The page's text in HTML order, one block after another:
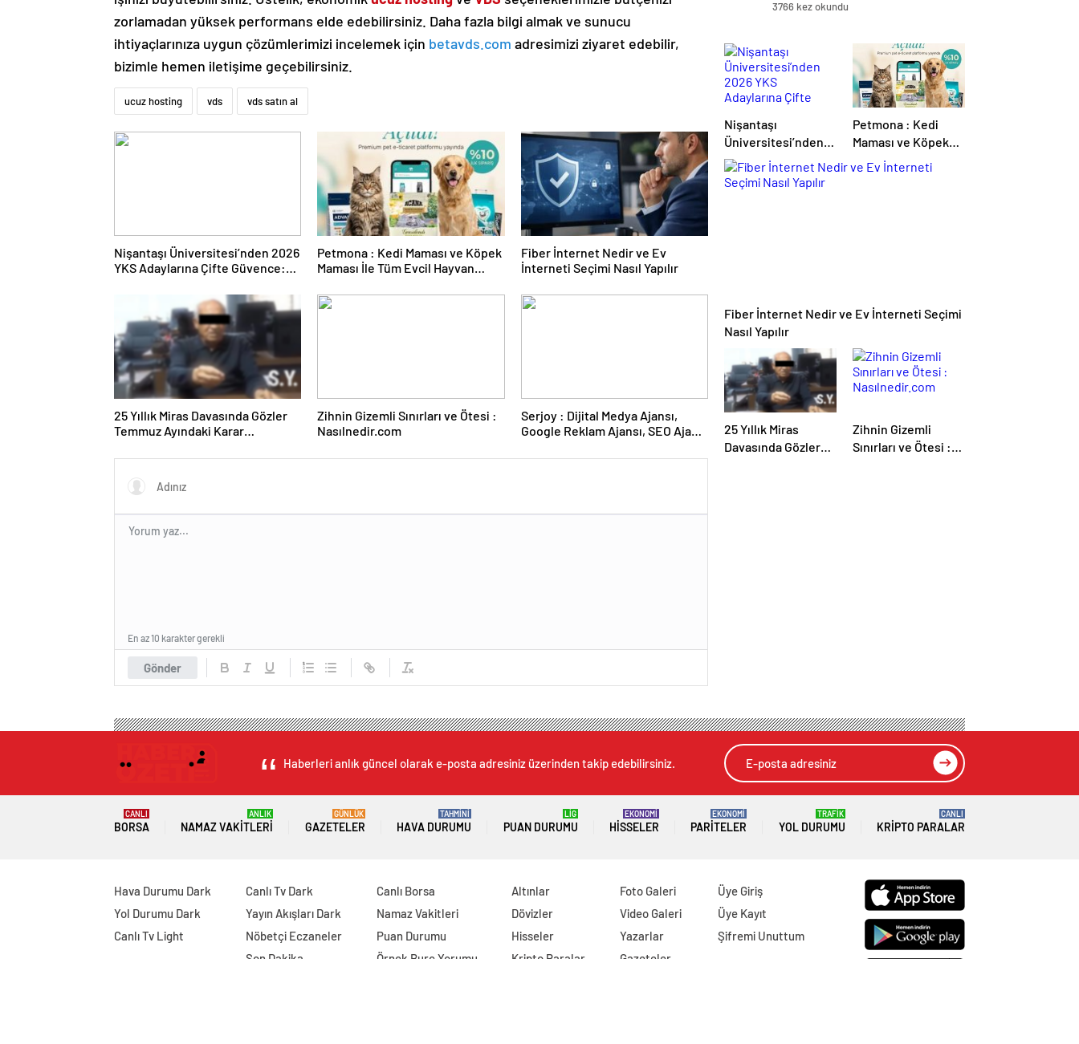
zorlamadan yüksek performans elde edebilirsiniz. Daha fazla bilgi almak ve sunucu
ihtiyaçlarınıza uygun çözümlerimizi incelemek için betavds.com adresimizi ziyaret edebilir,
bizimle hemen iletişime geçebilirsiniz.
ucuz hosting vds vds satın al
Nişantaşı Üniversitesi’nden 2026
YKS Adaylarına Çifte Güvence:
Petmona : Kedi Maması ve Köpek
Maması İle Tüm Evcil Hayvan
Fiber İnternet Nedir ve Ev
İnterneti Seçimi Nasıl Yapılır
25 Yıllık Miras Davasında Gözler
Temmuz Ayındaki Karar
Zihnin Gizemli Sınırları ve Ötesi :
Nasılnedir.com
Serjoy : Dijital Medya Ajansı,
Google Reklam Ajansı, SEO Ajansı
Gönder
En az 10 karakter gerekli
3766 kez okundu
Nişantaşı
Üniversitesi’nden
2026 YKS
Adaylarına Çifte
Petmona : Kedi
Maması ve Köpek
Maması İle Tüm
Fiber İnternet Nedir ve Ev İnterneti Seçimi
Nasıl Yapılır
25 Yıllık Miras
Davasında Gözler
Zihnin Gizemli
Sınırları ve Ötesi :
Haberleri anlık güncel olarak e-posta adresiniz üzerinden takip edebilirsiniz.
BORSA
CANLI
NAMAZ VAKITLERI
ANLIK
GAZETELER
GÜNLÜK
HAVA DURUMU
TAHMİNİ
PUAN DURUMU
LİG
HISSELER
EKONOMİ
PARITELER
EKONOMİ
YOL DURUMU
TRAFİK
KRIPTO PARALAR
CANLI
Hava Durumu Dark
Yol Durumu Dark
Canlı Tv Light
Canlı Tv Dark
Yayın Akışları Dark
Nöbetçi Eczaneler
Son Dakika
Canlı Borsa
Namaz Vakitleri
Puan Durumu
Örnek Burç Yorumu
Altınlar
Dövizler
Hisseler
Kripto Paralar
Foto Galeri
Video Galeri
Yazarlar
Gazeteler
Üye Giriş
Üye Kayıt
Şifremi Unuttum